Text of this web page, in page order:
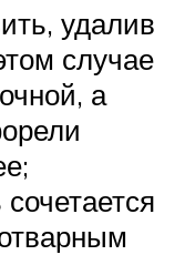
удалив
случае
а